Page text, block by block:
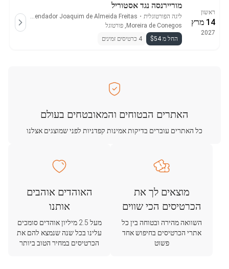
ראשון
14 מרץ
2027
מוריירנסה נגד אסטוריל
ליגה הפורטוגלית ・
Parque Desportivo Comendador Joaquim de Almeida Freitas
Moreira de Conegos, פורטוגל
החל מ $54
4 כרטיסים זמינים
האתרים הבטוחים והמאובטחים בעולם
כל האתרים עוברים בדיקות אמינות קפדניות לפני שמוצגים אצלנו
מוצאים לך את
הכרטיסים הכי שווים
השוואה מהירה ובטוחה בין כל
אתרי הכרטיסים בחיפוש אחד
פשוט
האוהדים אוהבים
אותנו
מעל 2.5 מיליון אוהדים סומכים
עלינו בכל שנה שנמצא להם את
הכרטיסים במחיר הטוב ביותר